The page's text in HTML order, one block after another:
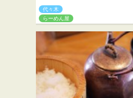
代々木
らーめん屋